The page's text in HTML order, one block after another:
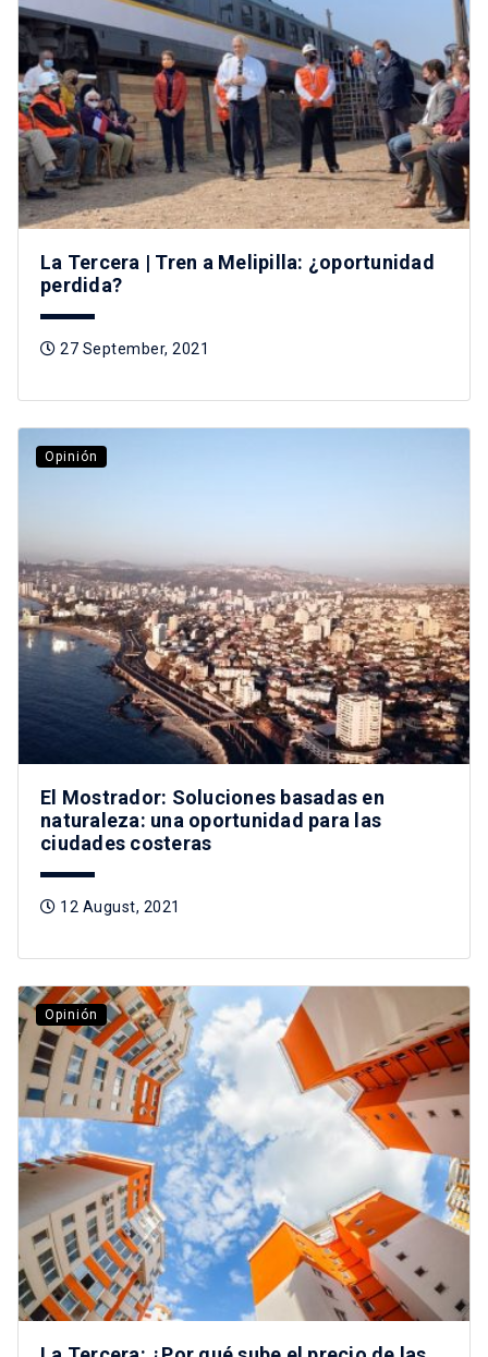
La Tercera | Tren a Melipilla: ¿oportunidad
perdida?
27 September, 2021
Opinión
El Mostrador: Soluciones basadas en
naturaleza: una oportunidad para las
ciudades costeras
12 August, 2021
Opinión